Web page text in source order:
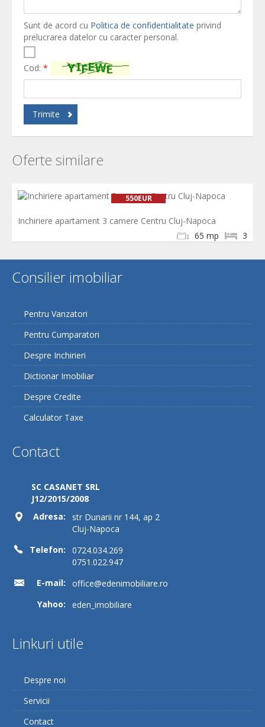
Sunt de acord cu Politica de confidentialitate privind
prelucrarea datelor cu caracter personal.
Cod: *
Trimite
Oferte similare
550EUR
Inchiriere apartament 3 camere Centru Cluj-Napoca
3
65 mp
Consilier imobiliar
Pentru Vanzatori
Pentru Cumparatori
Despre Inchirieri
Dictionar Imobiliar
Despre Credite
Calculator Taxe
Contact
SC CASANET SRL
J12/2015/2008
Adresa:
str Dunarii nr 144, ap 2
Cluj-Napoca
Telefon:
0724.034.269
0751.022.947
E-mail:
office@edenimobiliare.ro
Yahoo:
eden_imobiliare
Linkuri utile
Despre noi
Servicii
Contact